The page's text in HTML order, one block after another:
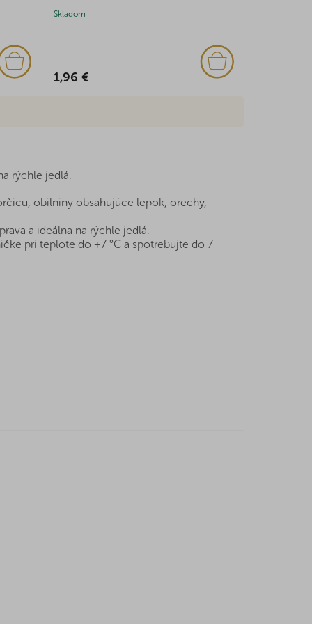
Skladom
1,96 €
rýchle jedlá.
obilniny obsahujúce lepok, orechy,
a ideálna na rýchle jedlá.
pri teplote do +7 °C a spotrebujte do 7